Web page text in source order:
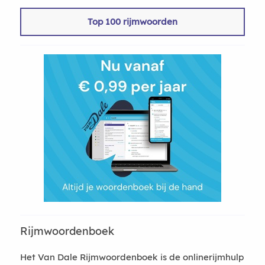
Top 100 rijmwoorden
Rijmwoordenboek
Het Van Dale Rijmwoordenboek is de onlinerijmhulp